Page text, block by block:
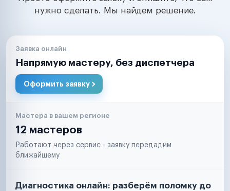
нужно сделать. Мы найдем решение.
Заявка онлайн
Напрямую мастеру, без диспетчера
Оформить заявку
Мастера в вашем регионе
12 мастеров
Работают через сервис - заявку передадим
ближайшему
Диагностика онлайн: разберём поломку до